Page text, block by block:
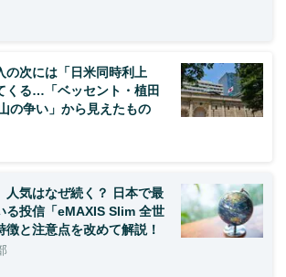
の次には「日米同時利上
くる…「ベッセント・植田
の争い」から見えたもの
人気はなぜ続く？ 日本で最
る投信「eMAXIS Slim 全世
徴と注意点を改めて解説！